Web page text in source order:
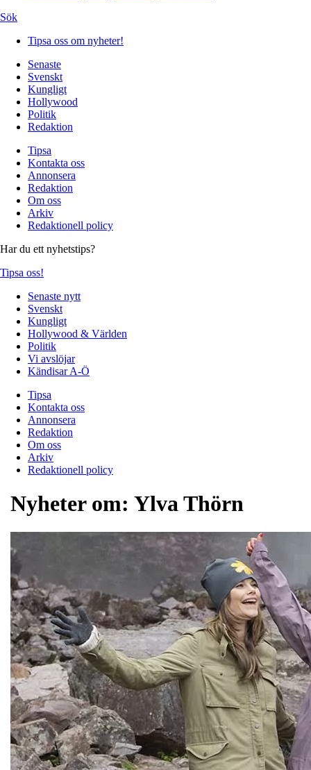
Sök
Tipsa oss om nyheter!
Senaste
Svenskt
Kungligt
Hollywood
Politik
Redaktion
Tipsa
Kontakta oss
Annonsera
Redaktion
Om oss
Arkiv
Redaktionell policy
Har du ett nyhetstips?
Tipsa oss!
Senaste nytt
Svenskt
Kungligt
Hollywood & Världen
Politik
Vi avslöjar
Kändisar A-Ö
Tipsa
Kontakta oss
Annonsera
Redaktion
Om oss
Arkiv
Redaktionell policy
Nyheter om: Ylva Thörn